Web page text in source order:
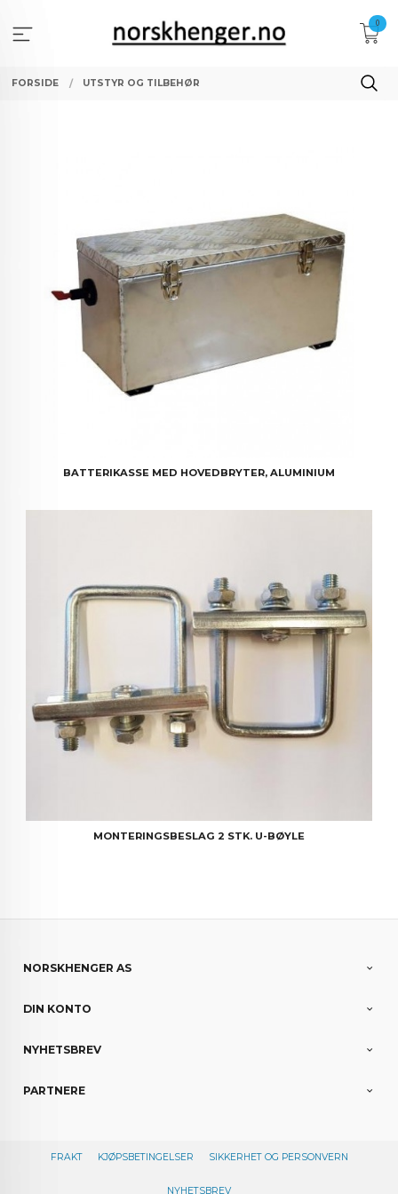
innholdet
0
FORSIDE UTSTYR OG TILBEHØR
BATTERIKASSE MED HOVEDBRYTER, ALUMINIUM
MONTERINGSBESLAG 2 STK. U-BØYLE
NORSKHENGER AS
DIN KONTO
NYHETSBREV
PARTNERE
FRAKT KJØPSBETINGELSER SIKKERHET OG PERSONVERN
NYHETSBREV